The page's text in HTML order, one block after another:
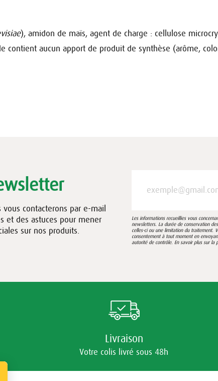
), amidon de maïs, agent de charge : cellulose
contient aucun apport de produit de synthèse (arôme,
contacterons par e-mail
et des astuces pour mener
sur nos produits.
Les informations recueillies vous
newsletters. La durée de conservation
celles-ci ou une limitation du traitement.
consentement à tout moment en
autorité de contrôle. En savoir plus sur la
Livraison
Votre colis livré sous 48h